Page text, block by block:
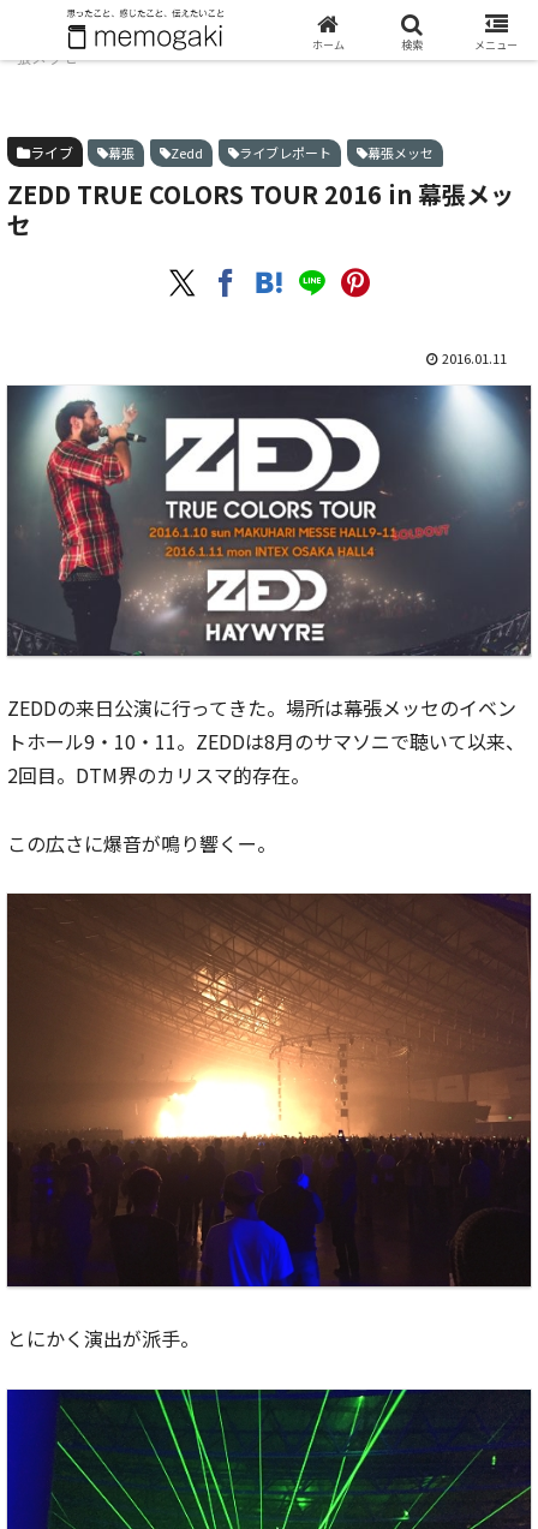
ホーム ライブ
ZEDD TRUE COLORS TOUR 2016 in 幕
張メッセ
ライブ 幕張 Zedd ライブレポート 幕張メッセ
ZEDD TRUE COLORS TOUR 2016 in 幕張メッ
セ
2016.01.11
ZEDDの来日公演に行ってきた。場所は幕張メッセのイベン
トホール9・10・11。ZEDDは8月のサマソニで聴いて以来、
2回目。DTM界のカリスマ的存在。
この広さに爆音が鳴り響くー。
とにかく演出が派手。
ホーム 検索 メニュー